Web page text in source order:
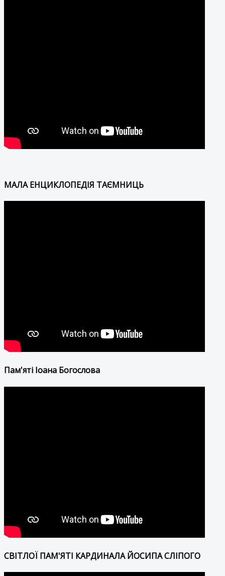
МАЛА ЕНЦИКЛОПЕДІЯ ТАЄМНИЦЬ
Пам'яті Іоана Богослова
СВІТЛОЇ ПАМ'ЯТІ КАРДИНАЛА ЙОСИПА СЛІПОГО